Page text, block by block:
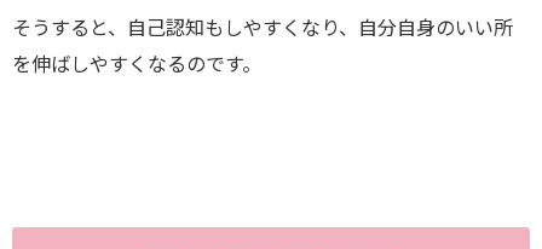
そうすると、自己認知もしやすくなり、自分自身のいい所
を伸ばしやすくなるのです。